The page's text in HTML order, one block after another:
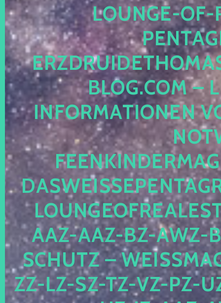
OUNGE-OF-
LOG.COM –
NFORMATIONEN
AZ-AAZ-BZ-AWZ-
CHUTZ –
-LZ-SZ-TZ-VZ-PZ-UZ-